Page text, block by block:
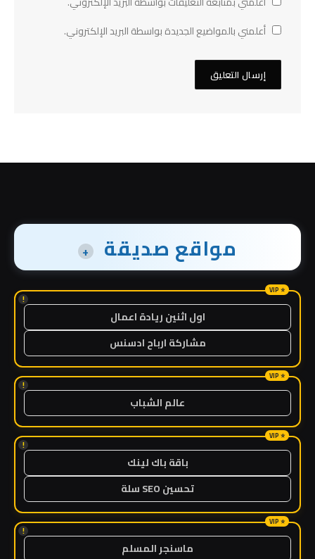
أعلمني بالمواضيع الجديدة بواسطة البريد الإلكتروني.
مواقع صديقة +
!
اول اثنين ريادة اعمال
مشاركة ارباح ادسنس
!
عالم الشباب
!
باقة باك لينك
تحسين SEO سلة
!
ماسنجر المسلم